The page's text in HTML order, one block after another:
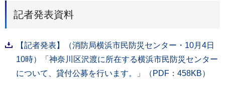
記者発表資料
【記者発表】（消防局横浜市民防災センター・10月4日
10時）「神奈川区沢渡に所在する横浜市民防災センター
について、貸付公募を行います。」（PDF：458KB）